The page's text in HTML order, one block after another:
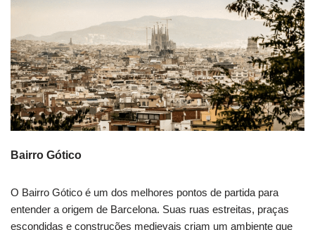
Bairro Gótico
O Bairro Gótico é um dos melhores pontos de partida para
entender a origem de Barcelona. Suas ruas estreitas, praças
escondidas e construções medievais criam um ambiente que